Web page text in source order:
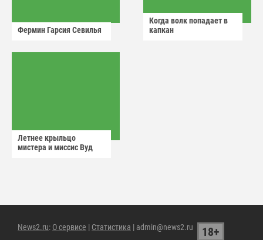
Фермин Гарсия Севилья
Когда волк попадает в
капкан
Летнее крыльцо
мистера и миссис Вуд
News2.ru: О сервисе | Статистика | admin@news2.ru 18+